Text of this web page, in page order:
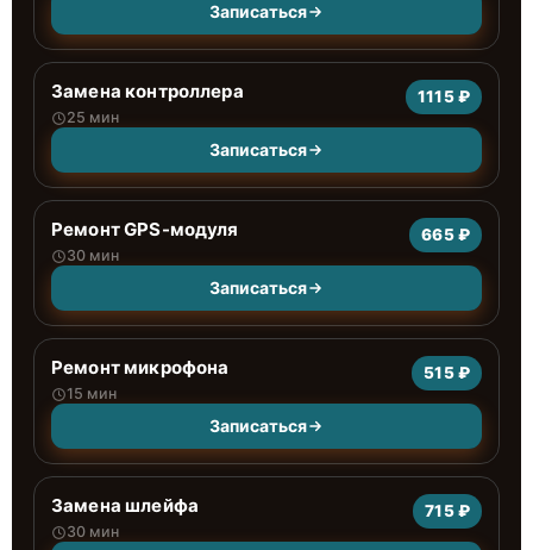
Записаться
Замена контроллера
25 мин
1115 ₽
Записаться
Ремонт GPS-модуля
30 мин
665 ₽
Записаться
Ремонт микрофона
15 мин
515 ₽
Записаться
Замена шлейфа
30 мин
715 ₽